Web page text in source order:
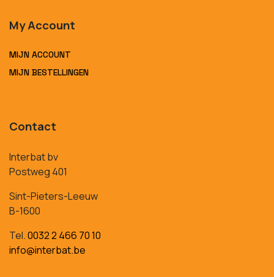
My Account
MIJN ACCOUNT
MIJN BESTELLINGEN
Contact
Interbat bv
Postweg 401
Sint-Pieters-Leeuw
B-1600
Tel.0032 2 466 70 10
info@interbat.be